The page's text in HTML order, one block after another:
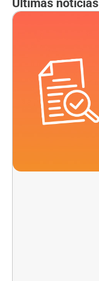
Últimas notícias